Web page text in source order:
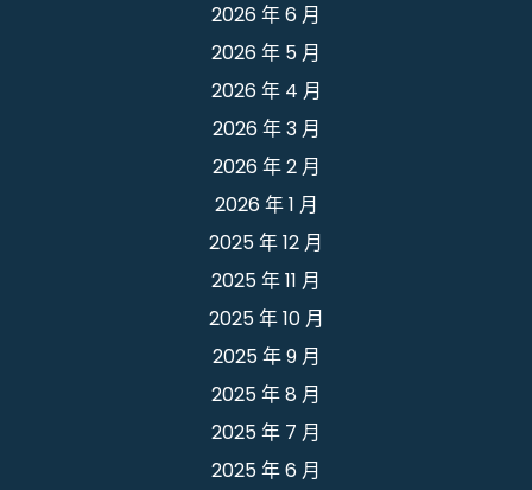
2026 年 6 月
2026 年 5 月
2026 年 4 月
2026 年 3 月
2026 年 2 月
2026 年 1 月
2025 年 12 月
2025 年 11 月
2025 年 10 月
2025 年 9 月
2025 年 8 月
2025 年 7 月
2025 年 6 月